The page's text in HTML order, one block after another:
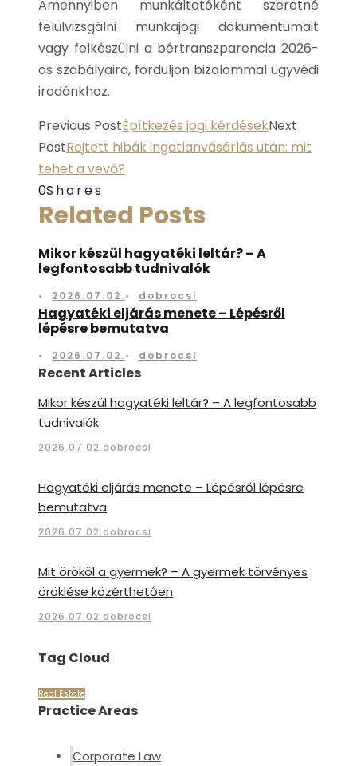
Amennyiben munkáltatóként szeretné
felülvizsgálni munkajogi dokumentumait
vagy felkészülni a bértranszparencia 2026-
os szabályaira, forduljon bizalommal ügyvédi
irodánkhoz.
Previous PostÉpítkezés jogi kérdésekNext
PostRejtett hibák ingatlanvásárlás után: mit
tehet a vevő?
0Shares
Related Posts
Mikor készül hagyatéki leltár? – A
legfontosabb tudnivalók
• 2026.07.02.• dobrocsi
Hagyatéki eljárás menete – Lépésről
lépésre bemutatva
• 2026.07.02.• dobrocsi
Recent Articles
Mikor készül hagyatéki leltár? – A legfontosabb
tudnivalók
2026.07.02.dobrocsi
Hagyatéki eljárás menete – Lépésről lépésre
bemutatva
2026.07.02.dobrocsi
Mit örököl a gyermek? – A gyermek törvényes
öröklése közérthetően
2026.07.02.dobrocsi
Tag Cloud
Real Estate
Practice Areas
Corporate Law